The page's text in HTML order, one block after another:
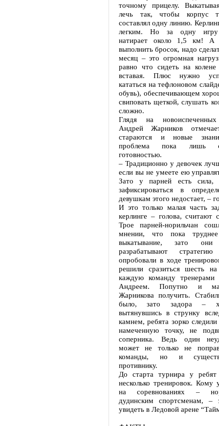
точному прицелу.
лечь так, чтобы корпус
составлял одну линию.
легким. Но за одну игру
натирает около 1,5 км! А
выполнить бросок, надо
месяц – это огромная
равно что сидеть на
вставая. Плюс нужно
кататься на тефлоновом
обувь), обеспечивающем
свиповать щеткой, слушать
сложно.
Глядя на новоиспеченных
Андрей Жарников
стараются и новые
проблема пока лишь с
готовностью.
– Традиционно у девочек
если вы не умеете ею
Зато у парней есть сила,
зафиксироваться в
девушкам этого недостает, –
И это только малая часть
керлинге – голова, считают
Трое парней-норильчан
мнении, что пока
выкатывание, зато
разрабатывают
опробовали в ходе
решили сразиться шесть
каждую команду
Андреем. Попутно и
Жарникова получить.
было, зато задора –
вытянувшись в струнку
камнем, ребята зорко
намеченную точку, не
соперника. Ведь один
может не только не
команды, но и
противнику.
До старта турнира у ребят
несколько тренировок. Кому
на соревнованиях –
дудинским спортсменам, –
увидеть в Ледовой арене